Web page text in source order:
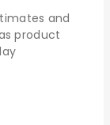
and
product